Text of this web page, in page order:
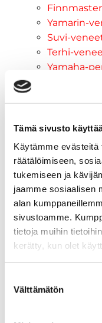
Tämä sivusto
Käytämme
räätälöimiseen,
tukemiseen ja
jaamme sosiaalisen
alan
sivustoamme.
tietoja muihin
kerätty, kun olet
valinta
Välttämätön
Yamarin-
Suvi-
Terhi-
Yamaha-